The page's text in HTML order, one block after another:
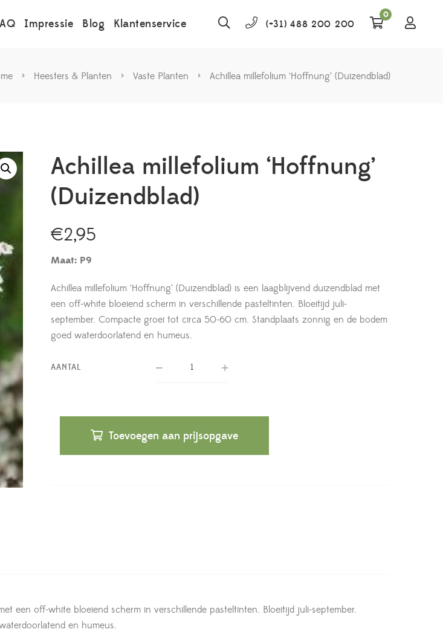
Impressie Blog Klantenservice (+31) 488 200 200
0
> Heesters & Planten > Vaste Planten > Achillea millefolium ‘Hoffnung’ (Duizendblad)
Achillea millefolium ‘Hoffnung’
(Duizendblad)
€2,95
Maat: P9
Achillea millefolium ‘Hoffnung’ (Duizendblad) is een laagblijvend duizendblad met
een off-white bloeiend scherm in verschillende pasteltinten. Bloeitijd juli-
september. Compacte groei tot circa 50-60 cm. Standplaats zonnig en de bodem
goed waterdoorlatend en humeus.
AANTAL
Toevoegen aan prijsopgave
een off-white bloeiend scherm in verschillende pasteltinten. Bloeitijd juli-september.
en humeus.